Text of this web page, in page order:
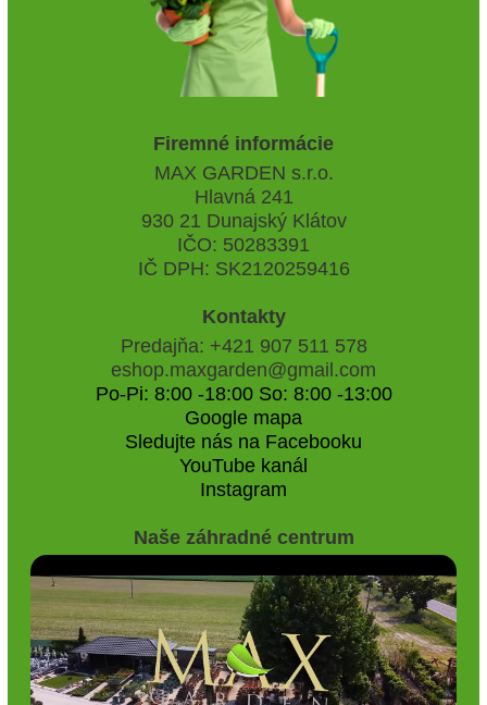
Firemné informácie
MAX GARDEN s.r.o.
Hlavná 241
930 21 Dunajský Klátov
IČO: 50283391
IČ DPH: SK2120259416
Kontakty
Predajňa: +421 907 511 578
eshop.maxgarden@gmail.com
Po-Pi: 8:00 -18:00 So: 8:00 -13:00
Google mapa
Sledujte nás na Facebooku
YouTube kanál
Instagram
Naše záhradné centrum